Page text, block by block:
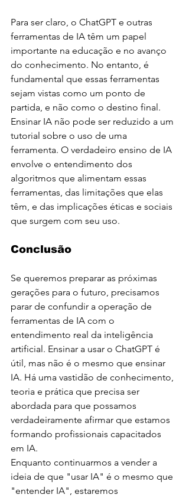
Para ser claro, o ChatGPT e outras
ferramentas de IA têm um papel
importante na educação e no avanço
do conhecimento. No entanto, é
fundamental que essas ferramentas
sejam vistas como um ponto de
partida, e não como o destino final.
Ensinar IA não pode ser reduzido a um
tutorial sobre o uso de uma
ferramenta. O verdadeiro ensino de IA
envolve o entendimento dos
algoritmos que alimentam essas
ferramentas, das limitações que elas
têm, e das implicações éticas e sociais
que surgem com seu uso.
Conclusão
Se queremos preparar as próximas
gerações para o futuro, precisamos
parar de confundir a operação de
ferramentas de IA com o
entendimento real da inteligência
artificial. Ensinar a usar o ChatGPT é
útil, mas não é o mesmo que ensinar
IA. Há uma vastidão de conhecimento,
teoria e prática que precisa ser
abordada para que possamos
verdadeiramente afirmar que estamos
formando profissionais capacitados
em IA.
Enquanto continuarmos a vender a
ideia de que "usar IA" é o mesmo que
"entender IA", estaremos